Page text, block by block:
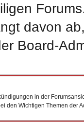
davon
Board-
in der
den Wichtigen Themen der